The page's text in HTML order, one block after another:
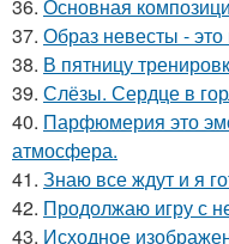
36. Основная
37. Образ невесты - это
38. В пятницу
39. Слёзы. Сердце в
40. Парфюмерия это
атмосфера.
41. Знаю все ждут и я
42. Продолжаю игру с
43. Исходное